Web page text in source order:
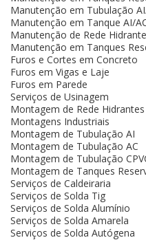
Manutenção em Tubulação
Manutenção em Tanque AI/
Manutenção de Rede
Manutenção em Tanques
Furos e Cortes em Concreto
Furos em Vigas e Laje
Furos em Parede
Serviços de Usinagem
Montagem de Rede Hidrantes
Montagens Industriais
Montagem de Tubulação AI
Montagem de Tubulação AC
Montagem de Tubulação
Montagem de Tanques
Serviços de Caldeiraria
Serviços de Solda Tig
Serviços de Solda Alumínio
Serviços de Solda Amarela
Serviços de Solda Autógena